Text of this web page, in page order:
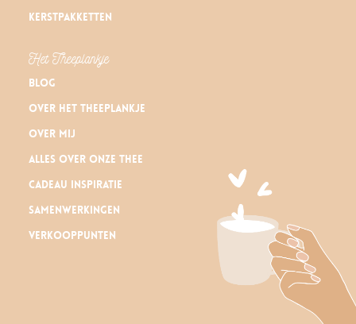
Kerstpakketten
Het Theeplankje
Blog
Over Het Theeplankje
Over mij
Alles over onze thee
Cadeau inspiratie
Samenwerkingen
Verkooppunten